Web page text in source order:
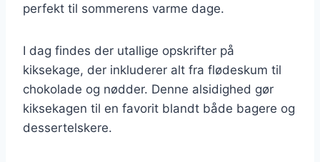
perfekt til sommerens varme dage.
I dag findes der utallige opskrifter på
kiksekage, der inkluderer alt fra flødeskum til
chokolade og nødder. Denne alsidighed gør
kiksekagen til en favorit blandt både bagere og
dessertelskere.